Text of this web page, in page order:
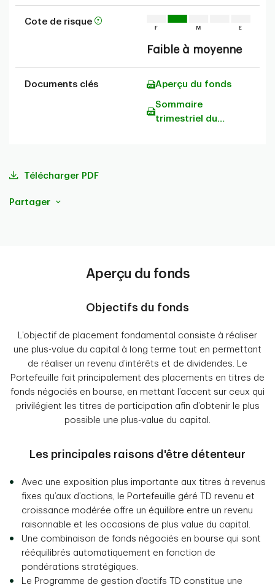
Cote de risque
Faible à moyenne
Documents clés Aperçu du fonds
Sommaire
trimestriel du
Télécharger PDF
Partager
Aperçu du fonds
Objectifs du fonds
L’objectif de placement fondamental consiste à réaliser
une plus-value du capital à long terme tout en permettant
de réaliser un revenu d’intérêts et de dividendes. Le
Portefeuille fait principalement des placements en titres de
fonds négociés en bourse, en mettant l’accent sur ceux qui
privilégient les titres de participation afin d’obtenir le plus
possible une plus-value du capital.
Les principales raisons d'être détenteur
Avec une exposition plus importante aux titres à revenus
fixes qu’aux d’actions, le Portefeuille géré TD revenu et
croissance modérée offre un équilibre entre un revenu
raisonnable et les occasions de plus value du capital.
Une combinaison de fonds négociés en bourse qui sont
rééquilibrés automatiquement en fonction de
pondérations stratégiques.
Le Programme de gestion d'actifs TD constitue une